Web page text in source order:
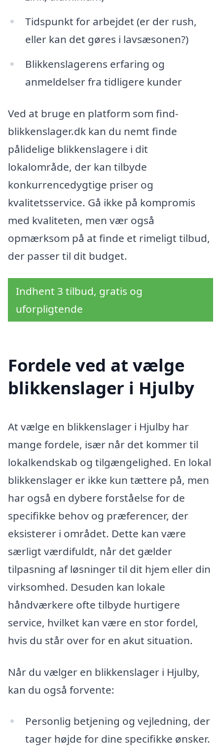
Tidspunkt for arbejdet (er der rush,
eller kan det gøres i lavsæsonen?)
Blikkenslagerens erfaring og
anmeldelser fra tidligere kunder
Ved at bruge en platform som find-
blikkenslager.dk kan du nemt finde
pålidelige blikkenslagere i dit
lokalområde, der kan tilbyde
konkurrencedygtige priser og
kvalitetsservice. Gå ikke på kompromis
med kvaliteten, men vær også
opmærksom på at finde et rimeligt tilbud,
der passer til dit budget.
Indhent 3 tilbud, gratis og
uforpligtende
Fordele ved at vælge
blikkenslager i Hjulby
At vælge en blikkenslager i Hjulby har
mange fordele, især når det kommer til
lokalkendskab og tilgængelighed. En lokal
blikkenslager er ikke kun tættere på, men
har også en dybere forståelse for de
specifikke behov og præferencer, der
eksisterer i området. Dette kan være
særligt værdifuldt, når det gælder
tilpasning af løsninger til dit hjem eller din
virksomhed. Desuden kan lokale
håndværkere ofte tilbyde hurtigere
service, hvilket kan være en stor fordel,
hvis du står over for en akut situation.
Når du vælger en blikkenslager i Hjulby,
kan du også forvente:
Personlig betjening og vejledning, der
tager højde for dine specifikke ønsker.